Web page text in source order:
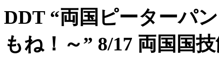
DDT “両国ピーターパ
もね！～” 8/17 両国国